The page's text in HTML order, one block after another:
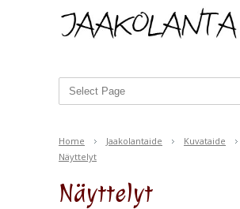
Home Jaakolantaide
Kuvataide
Näyttelyt
Näyttelyt